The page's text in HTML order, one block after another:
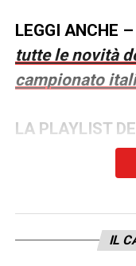
LEGGI ANCHE –
tutte le novità
campionato
LA PLAYLIST
IL